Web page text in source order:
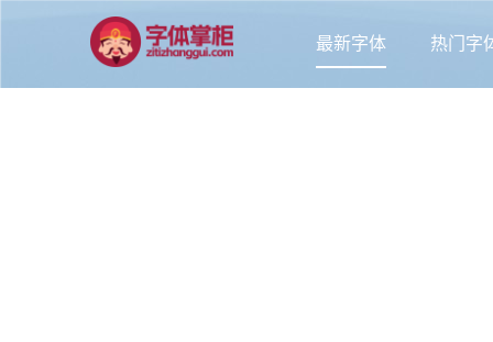
最新字体 热门字